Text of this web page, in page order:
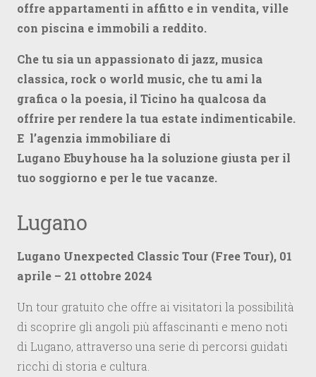
offre appartamenti in affitto e in vendita, ville
con piscina e immobili a reddito.
Che tu sia un appassionato di jazz, musica
classica, rock o world music, che tu ami la
grafica o la poesia, il Ticino ha qualcosa da
offrire per rendere la tua estate indimenticabile.
E l’agenzia immobiliare di
Lugano Ebuyhouse ha la soluzione giusta per il
tuo soggiorno e per le tue vacanze.
Lugano
Lugano Unexpected Classic Tour (Free Tour), 01
aprile – 21 ottobre 2024
Un tour gratuito che offre ai visitatori la possibilità
di scoprire gli angoli più affascinanti e meno noti
di Lugano, attraverso una serie di percorsi guidati
ricchi di storia e cultura.